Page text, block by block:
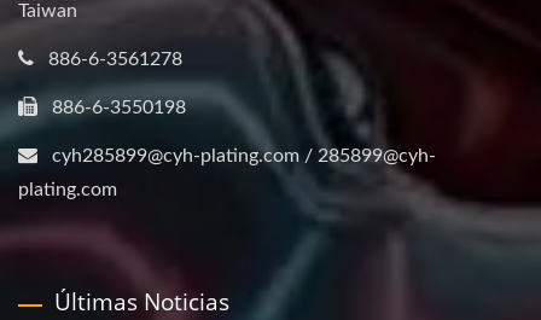
Taiwan
886-6-3561278
886-6-3550198
cyh285899@cyh-plating.com / 285899@cyh-
plating.com
Últimas Noticias